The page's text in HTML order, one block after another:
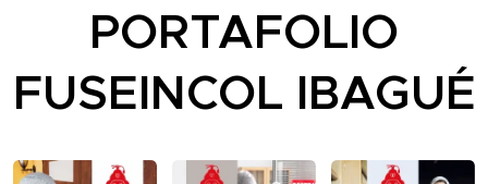
PORTAFOLIO
FUSEINCOL IBAGUÉ